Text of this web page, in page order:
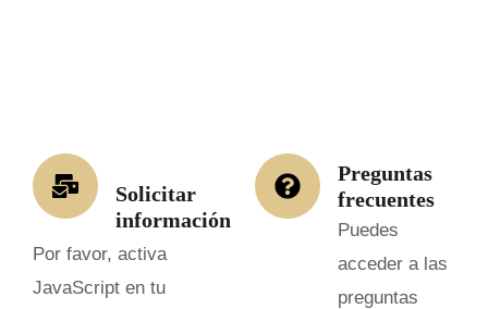
Solicitar
información
Por favor, activa
JavaScript en tu
Preguntas
frecuentes
Puedes
acceder a las
preguntas